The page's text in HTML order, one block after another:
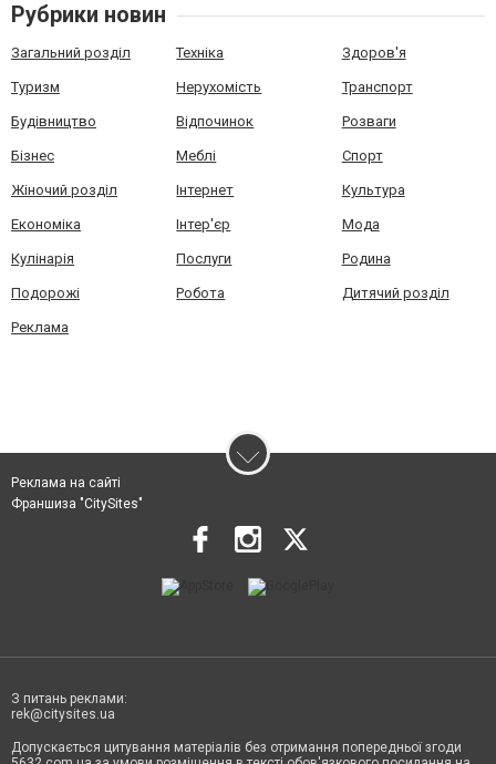
Рубрики новин
Загальний розділ Техніка Здоров'я
Туризм Нерухомість Транспорт
Будівництво Відпочинок Розваги
Бізнес Меблі Спорт
Жіночий розділ Інтернет Культура
Економіка Інтер'єр Мода
Кулінарія Послуги Родина
Подорожі Робота Дитячий розділ
Реклама
Реклама на сайті
Франшиза "CitySites"
З питань реклами:
rek@citysites.ua
Допускається цитування матеріалів без отримання попередньої згоди